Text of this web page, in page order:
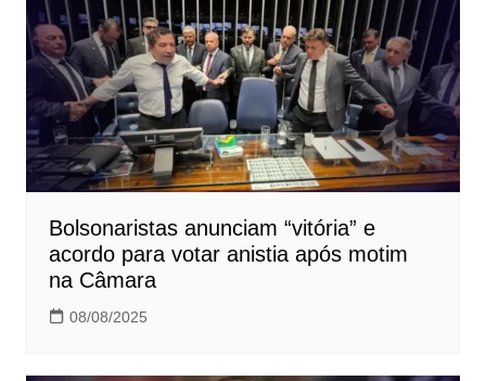
Bolsonaristas anunciam “vitória” e
acordo para votar anistia após motim
na Câmara
08/08/2025